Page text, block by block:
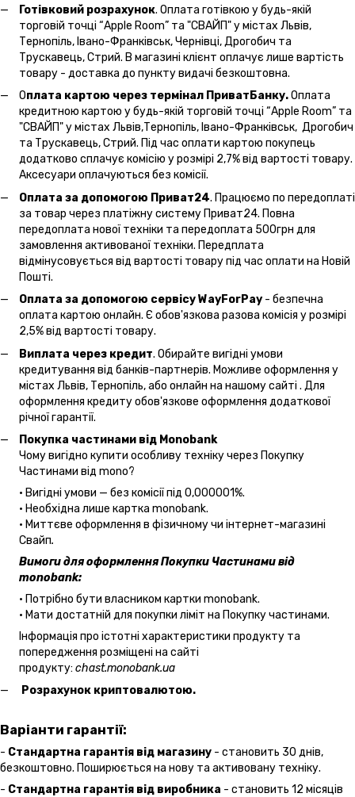
Готівковий розрахунок. Оплата готівкою у будь-якій
торговій точці “Apple Room” та "СВАЙП" у містах Львів,
Тернопіль, Івано-Франківськ, Чернівці, Дрогобич та
Трускавець, Стрий. В магазині клієнт оплачує лише вартість
товару - доставка до пункту видачі безкоштовна.
Оплата картою через термінал ПриватБанку.Оплата
кредитною картою у будь-якій торговій точці “Apple Room” та
"СВАЙП" у містах Львів,Тернопіль, Івано-Франківськ, Дрогобич
та Трускавець, Стрий. Під час оплати картою покупець
додатково сплачує комісію у розмірі 2,7% від вартості товару.
Аксесуари оплачуються без комісії.
Оплата за допомогою Приват24. Працюємо по передоплаті
за товар через платіжну систему Приват24. Повна
передоплата нової техніки та передоплата 500грн для
замовлення активованої техніки. Передплата
відмінусовується від вартості товару під час оплати на Новій
Пошті.
Оплата за допомогою сервісу WayForPay - безпечна
оплата картою онлайн. Є обов'язкова разова комісія у розмірі
2,5% від вартості товару.
Виплата через кредит. Обирайте вигідні умови
кредитування від банків-партнерів. Можливе оформлення у
містах Львів, Тернопіль, або онлайн на нашому сайті . Для
оформлення кредиту обов'язкове оформлення додаткової
річної гарантії.
Покупка частинами від Monobank
Чому вигідно купити особливу техніку через Покупку
Частинами від mono?
• Вигідні умови — без комісії під 0,000001%.
• Необхідна лише картка monobank.
• Миттєве оформлення в фізичному чи інтернет-магазині
Cвайп.
Вимоги для оформлення Покупки Частинами від
monobank:
• Потрібно бути власником картки monobank.
• Мати достатній для покупки ліміт на Покупку частинами.
Інформація про істотні характеристики продукту та
попередження розміщені на сайті
продукту: chast.monobank.ua
Розрахунок криптовалютою.
Варіанти гарантії:
- Стандартна гарантія від магазину - становить 30 днів,
безкоштовно. Поширюється на нову та активовану техніку.
- Стандартна гарантія від виробника - становить 12 місяців